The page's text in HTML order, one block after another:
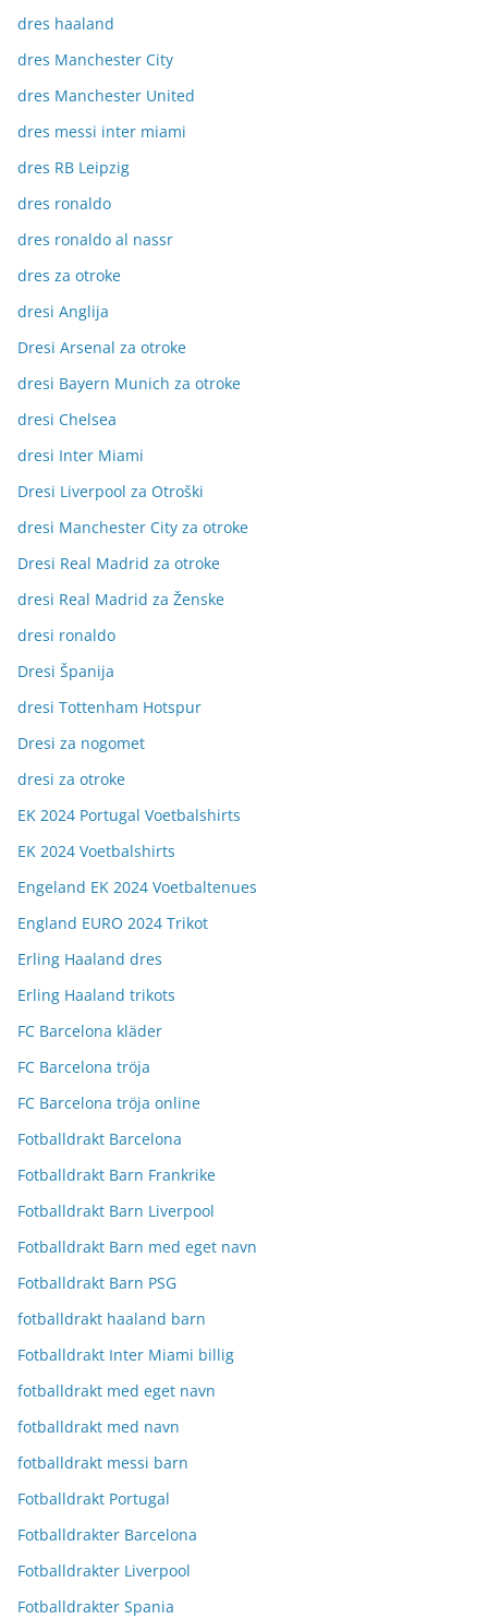
dres haaland
dres Manchester City
dres Manchester United
dres messi inter miami
dres RB Leipzig
dres ronaldo
dres ronaldo al nassr
dres za otroke
dresi Anglija
Dresi Arsenal za otroke
dresi Bayern Munich za otroke
dresi Chelsea
dresi Inter Miami
Dresi Liverpool za Otroški
dresi Manchester City za otroke
Dresi Real Madrid za otroke
dresi Real Madrid za Ženske
dresi ronaldo
Dresi Španija
dresi Tottenham Hotspur
Dresi za nogomet
dresi za otroke
EK 2024 Portugal Voetbalshirts
EK 2024 Voetbalshirts
Engeland EK 2024 Voetbaltenues
England EURO 2024 Trikot
Erling Haaland dres
Erling Haaland trikots
FC Barcelona kläder
FC Barcelona tröja
FC Barcelona tröja online
Fotballdrakt Barcelona
Fotballdrakt Barn Frankrike
Fotballdrakt Barn Liverpool
Fotballdrakt Barn med eget navn
Fotballdrakt Barn PSG
fotballdrakt haaland barn
Fotballdrakt Inter Miami billig
fotballdrakt med eget navn
fotballdrakt med navn
fotballdrakt messi barn
Fotballdrakt Portugal
Fotballdrakter Barcelona
Fotballdrakter Liverpool
Fotballdrakter Spania